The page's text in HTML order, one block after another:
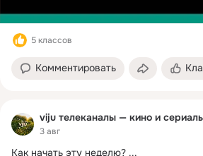
5 классов
Комментировать
viju телеканалы — кино и
3 авг
Как начать эту неделю? ...